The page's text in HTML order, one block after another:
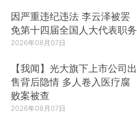
因严重违纪违法 李云泽被罢
免第十四届全国人大代表职务
2026年08月07日
【我闻】光大旗下上市公司出
售背后隐情 多人卷入医疗腐
败案被查
2026年08月07日